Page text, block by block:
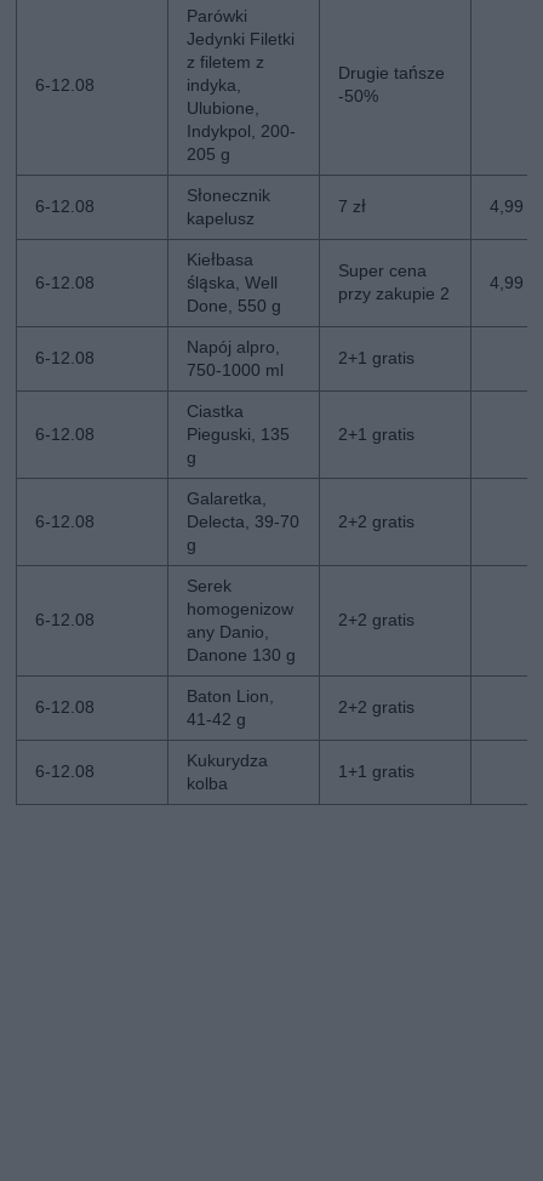
6-12.08
Parówki
Jedynki Filetki
z filetem z
indyka,
Ulubione,
Indykpol, 200-
205 g
Drugie tańsze
-50%
6-12.08
Słonecznik
kapelusz
7 zł 4,99
6-12.08
Kiełbasa
śląska, Well
Done, 550 g
Super cena
przy zakupie 2
4,99
6-12.08
Napój alpro,
750-1000 ml
2+1 gratis
6-12.08
Ciastka
Pieguski, 135
g
2+1 gratis
6-12.08
Galaretka,
Delecta, 39-70
g
2+2 gratis
6-12.08
Serek
homogenizow
any Danio,
Danone 130 g
2+2 gratis
6-12.08
Baton Lion,
41-42 g
2+2 gratis
6-12.08
Kukurydza
kolba
1+1 gratis